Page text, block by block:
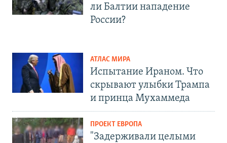
ли Балтии нападение
России?
АТЛАС МИРА
Испытание Ираном. Что
скрывают улыбки Трампа
и принца Мухаммеда
ПРОЕКТ ЕВРОПА
"Задерживали целыми